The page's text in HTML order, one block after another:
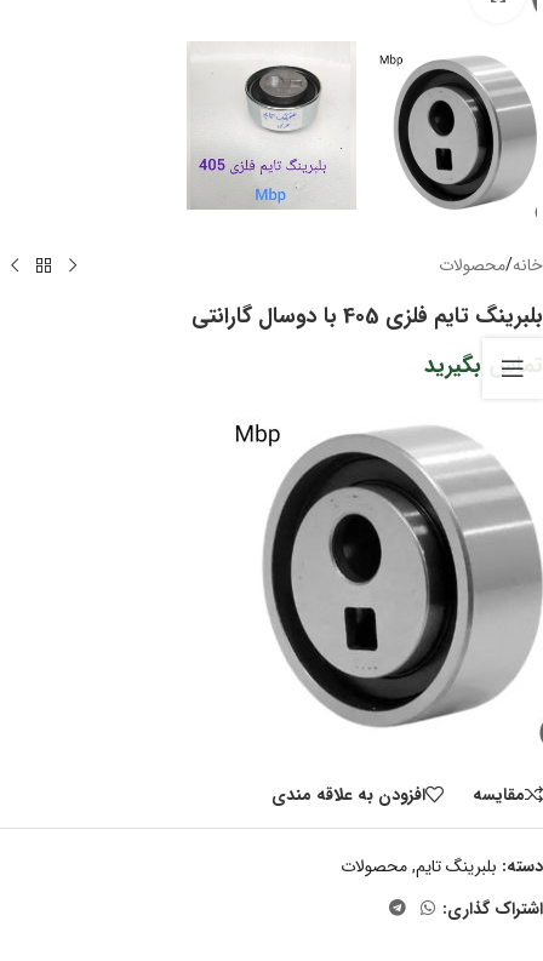
خانه/محصولات
بلبرینگ تایم فلزی 405 با دوسال گارانتی
تماس بگیرید
مقايسه افزودن به علاقه مندی
دسته: بلبرینگ تایم,محصولات
اشتراک گذاری: